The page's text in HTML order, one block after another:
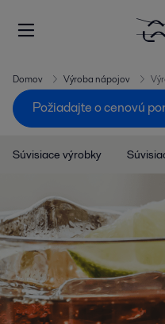
Domov Výroba nápojov
Požiadajte o cenovú
Súvisiace výrobky